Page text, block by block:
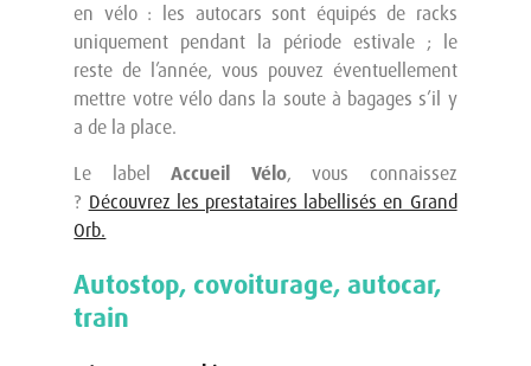
en vélo : les autocars sont équipés de racks
uniquement pendant la période estivale ; le
reste de l’année, vous pouvez éventuellement
mettre votre vélo dans la soute à bagages s’il y
a de la place.
Le labelAccueil Vélo, vous connaissez
? Découvrez les prestataires labellisés en Grand
Orb.
Autostop, covoiturage, autocar,
train